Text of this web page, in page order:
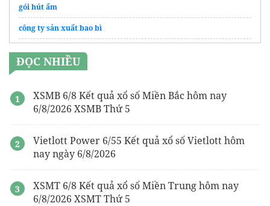
gói hút ẩm
công ty sản xuất bao bì
Đồ chơiUpixelchính hãng
lưới titanium gr2
ĐỌC NHIỀU
XSMB 6/8 Kết quả xổ số Miền Bắc hôm nay
6/8/2026 XSMB Thứ 5
Vietlott Power 6/55 Kết quả xổ số Vietlott hôm
nay ngày 6/8/2026
XSMT 6/8 Kết quả xổ số Miền Trung hôm nay
6/8/2026 XSMT Thứ 5